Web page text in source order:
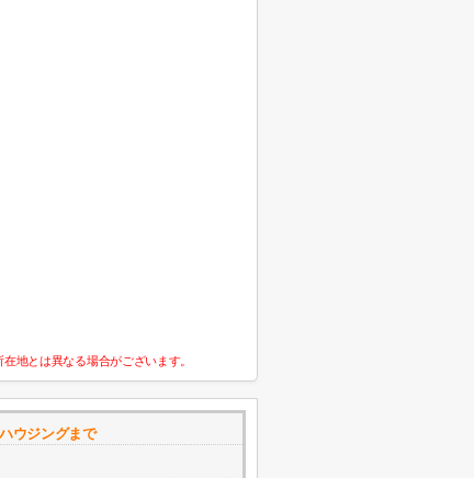
地とは異なる場合がございます。
ウジングまで